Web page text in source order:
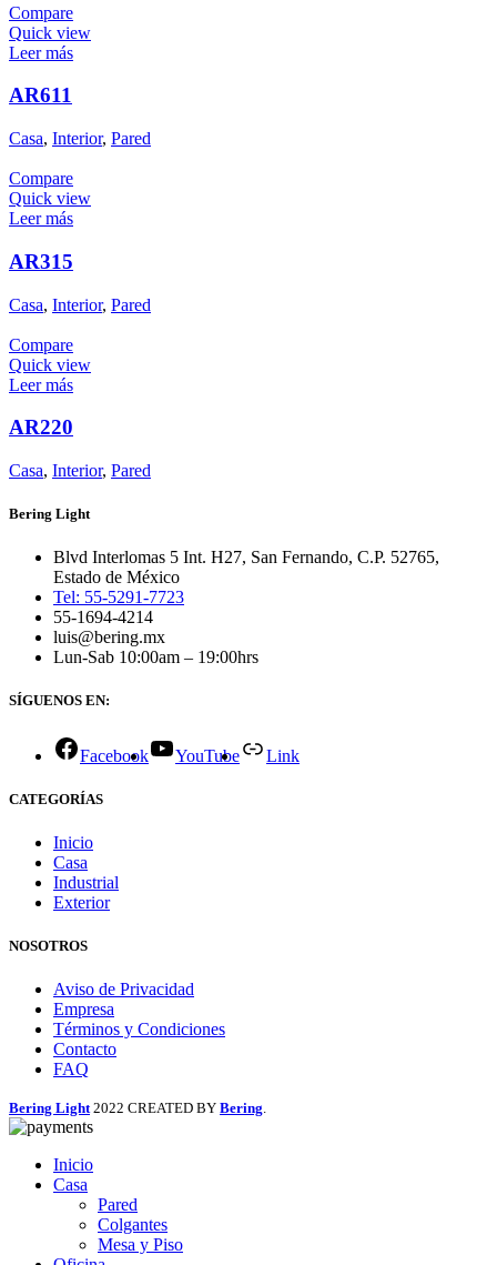
Compare
Quick view
Leer más
AR611
Casa, Interior, Pared
Compare
Quick view
Leer más
AR315
Casa, Interior, Pared
Compare
Quick view
Leer más
AR220
Casa, Interior, Pared
Bering Light
Blvd Interlomas 5 Int. H27, San Fernando, C.P. 52765,
Estado de México
Tel: 55-5291-7723
55-1694-4214
luis@bering.mx
Lun-Sab 10:00am – 19:00hrs
SÍGUENOS EN:
Facebook YouTube Link
CATEGORÍAS
Inicio
Casa
Industrial
Exterior
NOSOTROS
Aviso de Privacidad
Empresa
Términos y Condiciones
Contacto
FAQ
Bering Light 2022 CREATED BY Bering.
Inicio
Casa
Pared
Colgantes
Mesa y Piso